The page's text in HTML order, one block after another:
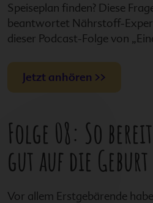
Speiseplan finden? Diese
beantwortet Nährstoff-
dieser Podcast-Folge von
Jetzt anhören >>
Folge 08: So
gut auf die
Vor allem Erstgebärende